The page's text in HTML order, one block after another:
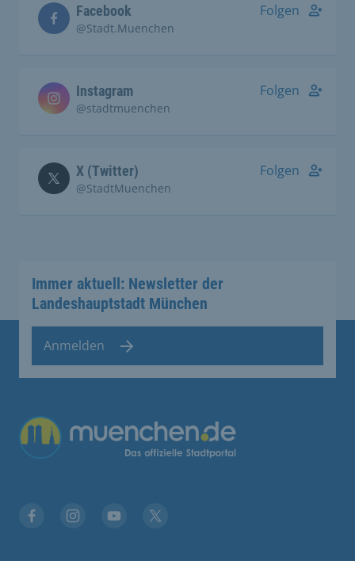
Facebook
@Stadt.Muenchen
Folgen
Instagram
@stadtmuenchen
Folgen
X (Twitter)
@StadtMuenchen
Folgen
Immer aktuell: Newsletter der
Landeshauptstadt München
Anmelden
Übergreifende Links